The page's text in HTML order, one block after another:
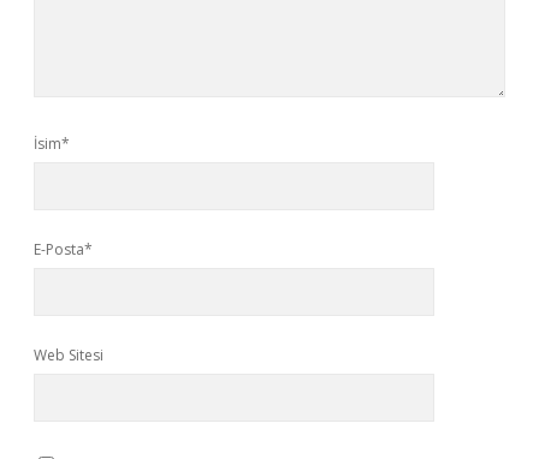
İsim*
E-Posta*
Web Sitesi